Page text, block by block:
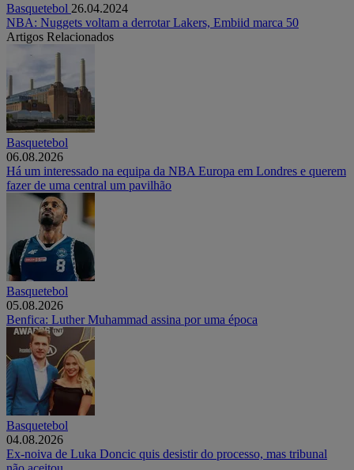
Basquetebol 26.04.2024
NBA: Nuggets voltam a derrotar Lakers, Embiid marca 50
Artigos Relacionados
Basquetebol
06.08.2026
Há um interessado na equipa da NBA Europa em Londres e querem
fazer de uma central um pavilhão
Basquetebol
05.08.2026
Benfica: Luther Muhammad assina por uma época
Basquetebol
04.08.2026
Ex-noiva de Luka Doncic quis desistir do processo, mas tribunal